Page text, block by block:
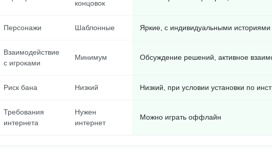
концовок
Персонажи Шаблонные Яркие, с индивидуальными историями
Взаимодействие
с игроками
Минимум Обсуждение решений, активное
Риск бана Низкий Низкий, при условии установки по
Требования
интернета
Нужен
интернет
Можно играть оффлайн